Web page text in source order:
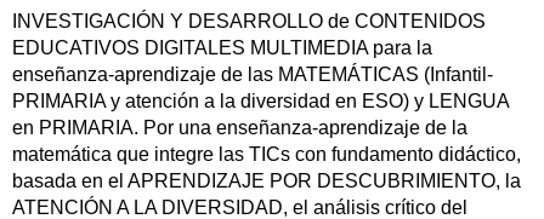
INVESTIGACIÓN Y DESARROLLO de CONTENIDOS
EDUCATIVOS DIGITALES MULTIMEDIA para la
enseñanza-aprendizaje de las MATEMÁTICAS (Infantil-
PRIMARIA y atención a la diversidad en ESO) y LENGUA
en PRIMARIA. Por una enseñanza-aprendizaje de la
matemática que integre las TICs con fundamento didáctico,
basada en el APRENDIZAJE POR DESCUBRIMIENTO, la
ATENCIÓN A LA DIVERSIDAD, el análisis crítico del